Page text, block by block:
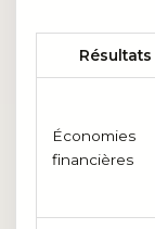
Résultats
Économies
financières